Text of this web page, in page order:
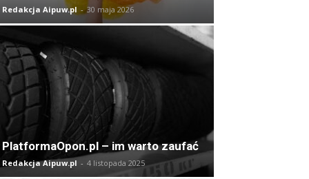
Redakcja Aipuw.pl - 30 maja 2026
PlatformaOpon.pl – im warto zaufać
Redakcja Aipuw.pl - 4 listopada 2025